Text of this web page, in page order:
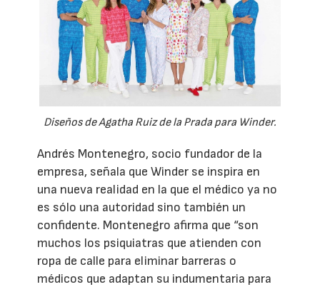
Diseños de Agatha Ruiz de la Prada para Winder.
Andrés Montenegro, socio fundador de la
empresa, señala que Winder se inspira en
una nueva realidad en la que el médico ya no
es sólo una autoridad sino también un
confidente. Montenegro afirma que “son
muchos los psiquiatras que atienden con
ropa de calle para eliminar barreras o
médicos que adaptan su indumentaria para